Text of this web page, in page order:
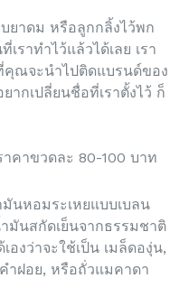
าดม หรือลูกกลิ้งไว้พก
ราทำไว้แล้วได้เลย เรา
คุณจะนำไปติดแบรนด์ของ
กเปลี่ยนชื่อที่เราตั้งไว้ ก็
คาขวดละ 80-100 บาท
นหอมระเหยแบบเบลน
มันสกัดเย็นจากธรรมชาติ
งว่าจะใช้เป็น เมล็ดองุ่น,
ฝอย, หรือถั่วแมคาดา